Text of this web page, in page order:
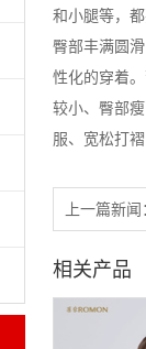
和小腿等，
臀部丰满圆
性化的穿着
较小、臀部
服、宽松打褶
上一篇新闻
相关产品